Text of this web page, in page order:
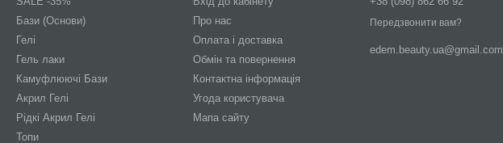
Бази (Основи)
Гелі
Гель лаки
Камуфлюючі Бази
Акрил Гелі
Рідкі Акрил Гелі
Топи
Про нас
Оплата і доставка
Обмін та повернення
Контактна інформація
Угода користувача
Мапа сайту
Передзвонити вам?
edem.beauty.ua@gmail.com